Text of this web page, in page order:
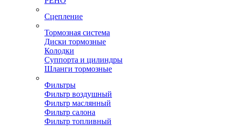
Сцепление
Тормозная система
Диски тормозные
Колодки
Суппорта и цилиндры
Шланги тормозные
Фильтры
Фильтр воздушный
Фильтр маслянный
Фильтр салона
Фильтр топливный